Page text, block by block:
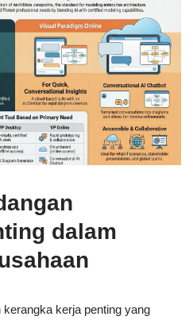
dalam
kerja penting yang